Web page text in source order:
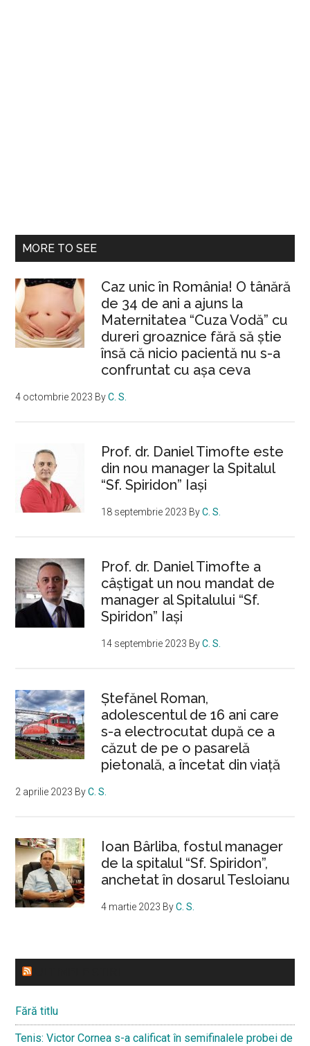
MORE TO SEE
Caz unic în România! O tânără
de 34 de ani a ajuns la
Maternitatea “Cuza Vodă” cu
dureri groaznice fără să ştie
însă că nicio pacientă nu s-a
confruntat cu așa ceva
4 octombrie 2023 ByC. S.
Prof. dr. Daniel Timofte este
din nou manager la Spitalul
“Sf. Spiridon” Iaşi
18 septembrie 2023 ByC. S.
Prof. dr. Daniel Timofte a
câștigat un nou mandat de
manager al Spitalului “Sf.
Spiridon” Iași
14 septembrie 2023 ByC. S.
Ştefănel Roman,
adolescentul de 16 ani care
s-a electrocutat după ce a
căzut de pe o pasarelă
pietonală, a încetat din viață
2 aprilie 2023 ByC. S.
Ioan Bârliba, fostul manager
de la spitalul “Sf. Spiridon”,
anchetat în dosarul Tesloianu
4 martie 2023 ByC. S.
Fără titlu
Tenis: Victor Cornea s-a calificat în semifinalele probei de